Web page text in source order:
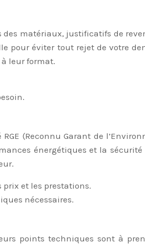
matériaux, justificatifs de
éviter tout rejet de votre
leur format.
(Reconnu Garant de
énergétiques et la
prix et les prestations.
nécessaires.
points techniques sont à